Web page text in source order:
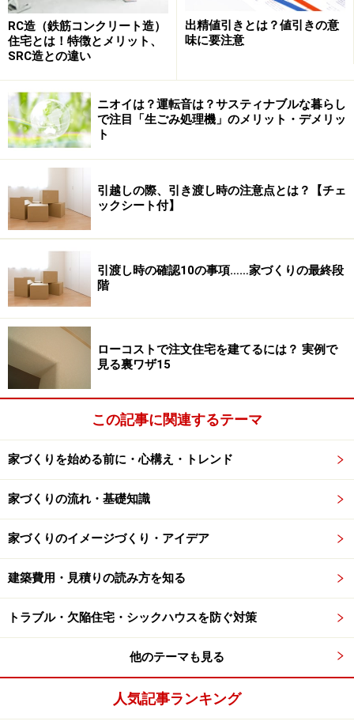
RC造（鉄筋コンクリート造）
住宅とは！特徴とメリット、
SRC造との違い
出精値引きとは？値引きの意
味に要注意
ニオイは？運転音は？サスティナブルな暮らし
で注目「生ごみ処理機」のメリット・デメリッ
ト
引越しの際、引き渡し時の注意点とは？【チェ
ックシート付】
引渡し時の確認10の事項……家づくりの最終段
階
ローコストで注文住宅を建てるには？ 実例で
見る裏ワザ15
この記事に関連するテーマ
家づくりを始める前に・心構え・トレンド
家づくりの流れ・基礎知識
家づくりのイメージづくり・アイデア
建築費用・見積りの読み方を知る
トラブル・欠陥住宅・シックハウスを防ぐ対策
他のテーマも見る
人気記事ランキング